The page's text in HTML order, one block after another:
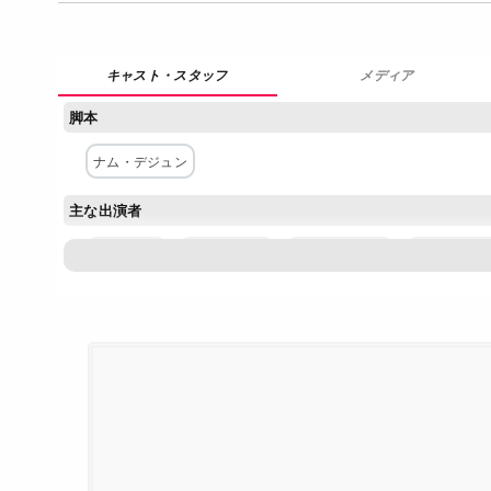
メディア
脚本
ナム・デジュン
主な出演者